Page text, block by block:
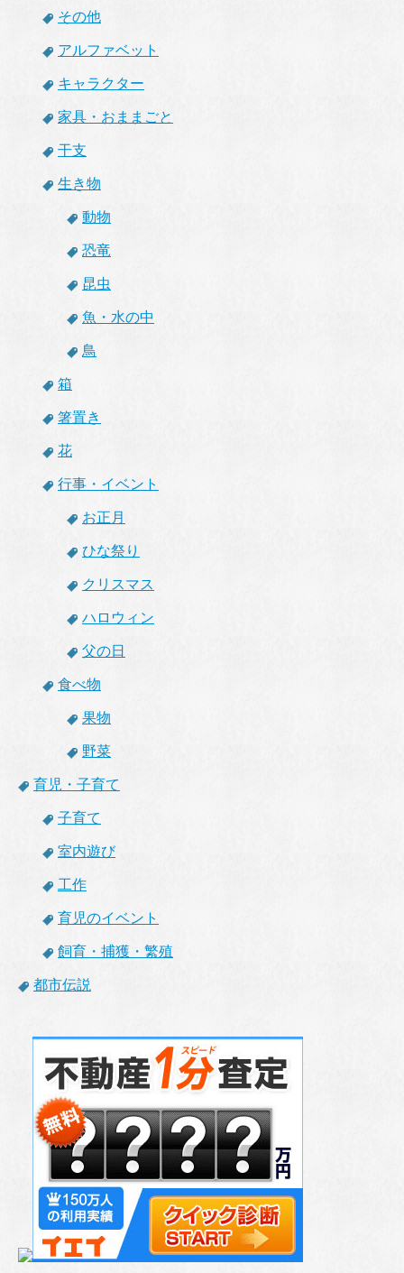
その他
アルファベット
キャラクター
家具・おままごと
干支
生き物
動物
恐竜
昆虫
魚・水の中
鳥
箱
箸置き
花
行事・イベント
お正月
ひな祭り
クリスマス
ハロウィン
父の日
食べ物
果物
野菜
育児・子育て
子育て
室内遊び
工作
育児のイベント
飼育・捕獲・繁殖
都市伝説